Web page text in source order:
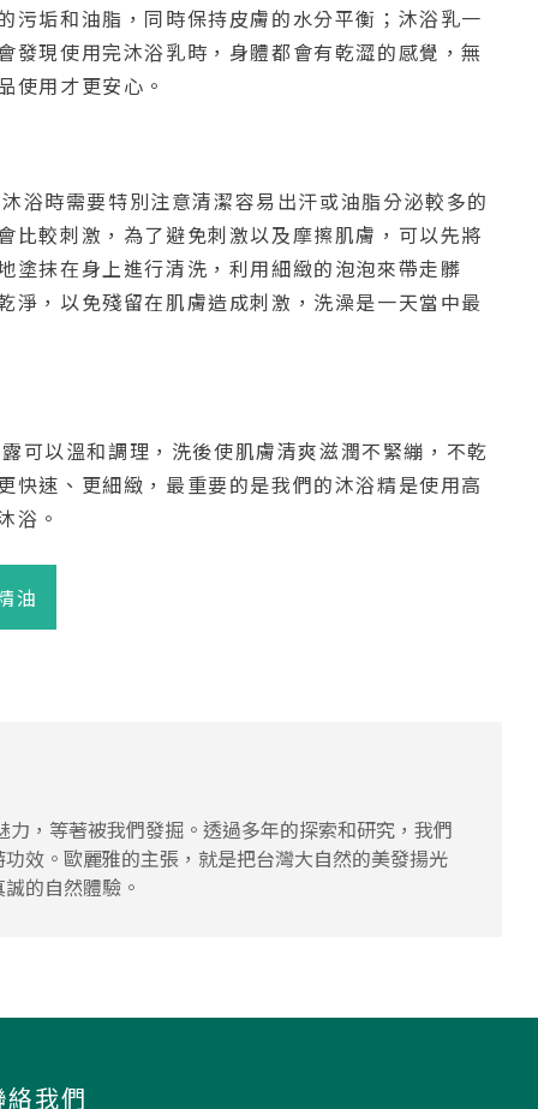
污垢和油脂，同時保持皮膚的水分平衡；沐浴乳一
發現使用完沐浴乳時，身體都會有乾澀的感覺，無
使用才更安心。
時需要特別注意清潔容易出汗或油脂分泌較多的
比較刺激，為了避免刺激以及摩擦肌膚，可以先將
塗抹在身上進行清洗，利用細緻的泡泡來帶走髒
，以免殘留在肌膚造成刺激，洗澡是一天當中最
以溫和調理，洗後使肌膚清爽滋潤不緊繃，不乾
速、更細緻，最重要的是我們的沐浴精是使用高
浴。
油
，等著被我們發掘。透過多年的探索和研究，我們
效。歐麗雅的主張，就是把台灣大自然的美發揚光
的自然體驗。
絡我們